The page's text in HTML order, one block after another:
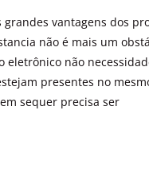
grandes vantagens dos
não é mais um
eletrônico não
presentes no
sequer precisa ser